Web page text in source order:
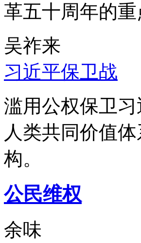
革五十周年的重
吴祚来
习近平保卫战
滥用公权保卫
人类共同价值
构。
公民维权
余味